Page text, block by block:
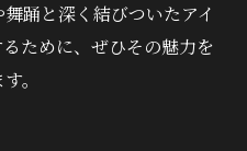
踊と深く結びついたアイ
ために、ぜひその魅力を
。